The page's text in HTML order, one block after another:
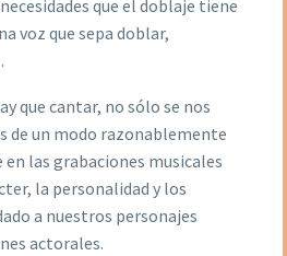
que el doblaje tiene
voz que sepa doblar,
que cantar, no sólo se nos
de un modo razonablemente
las grabaciones musicales
la personalidad y los
a nuestros personajes
actorales.